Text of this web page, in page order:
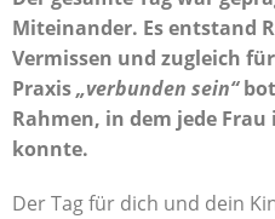
Miteinander. Es entstand
Vermissen und zugleich
Praxis„verbunden sein“bot
Rahmen, in dem jede Frau
konnte.
Der Tag für dich und dein